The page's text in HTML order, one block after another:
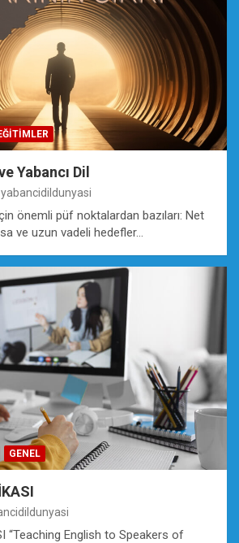
Yabancı Dil
yabancidildunyasi
önemli püf noktalardan bazıları: Net
ve uzun vadeli hedefler…
GENEL
“Teaching English to Speakers of